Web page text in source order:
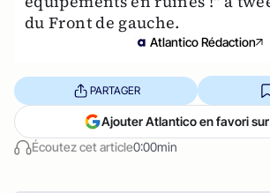
du Front de gauche.
Atlantico Rédaction
Écoutez cet article0:00min
PARTAGER
Ajouter Atlantico en favori